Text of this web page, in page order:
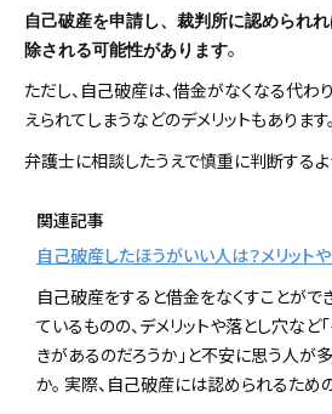
自己破産を申請し、裁判所に認められ
除される可能性があります。
ただし、自己破産は、借金がなくなる代
えられてしまうなどのデメリットもあります。
弁護士に相談したうえで慎重に判断するよ
関連記事
自己破産したほうがいい人は？メリット
自己破産をすると借金をなくすことがで
ているものの、デメリットや落とし穴な
きがあるのだろうか」と不安に思う人が
か。 実際、自己破産には認められるた